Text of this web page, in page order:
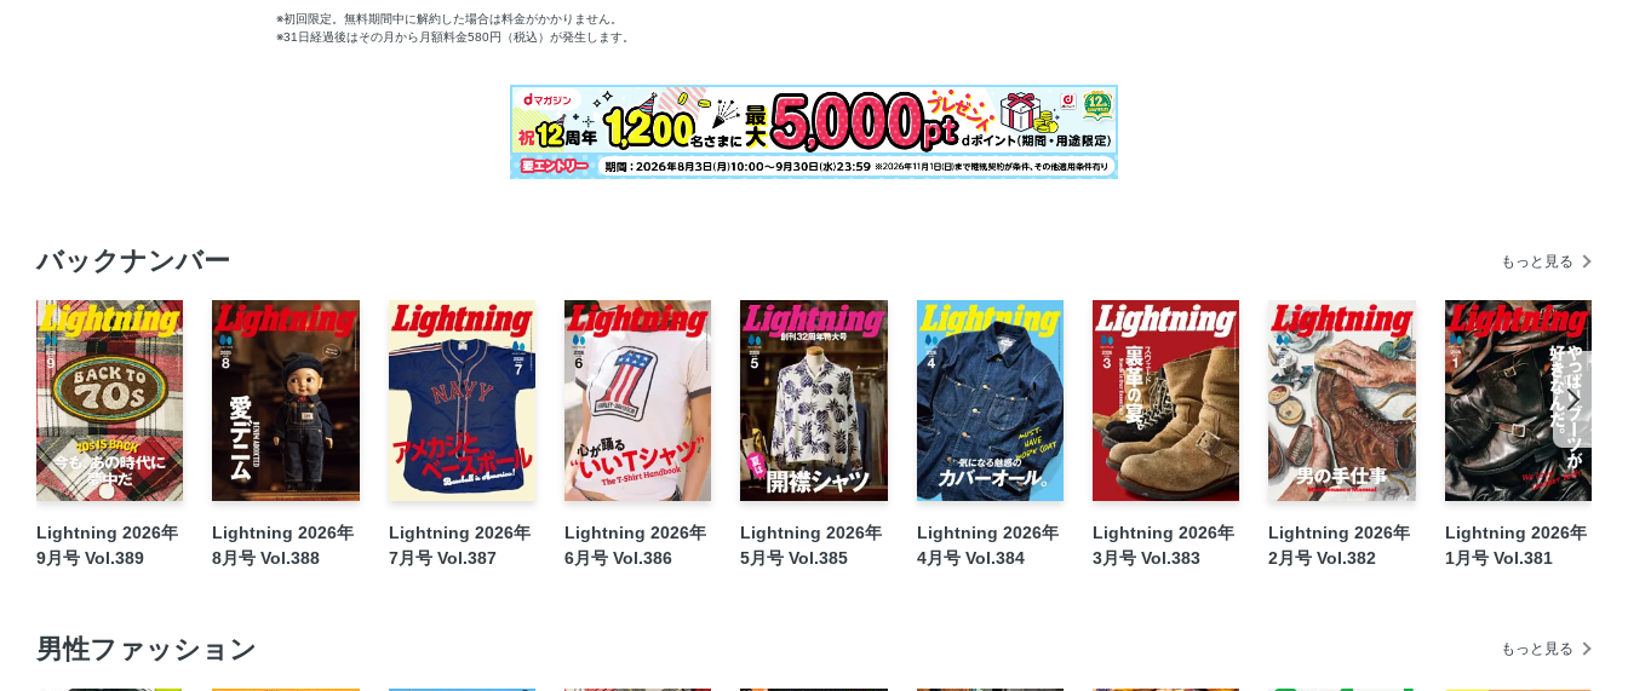
※初回限定。無料期間中に解約した場合は料金がかかりません。
※31日経過後はその月から月額料金580円（税込）が発生します。
バックナンバー もっと見る
Lightning 2026年
9月号 Vol.389
Lightning 2026年
8月号 Vol.388
Lightning 2026年
7月号 Vol.387
Lightning 2026年
6月号 Vol.386
Lightning 2026年
5月号 Vol.385
Lightning 2026年
4月号 Vol.384
Lightning 2026年
3月号 Vol.383
Lightning 2026年
2月号 Vol.382
Lightning 2026年
1月号 Vol.381
男性ファッション もっと見る